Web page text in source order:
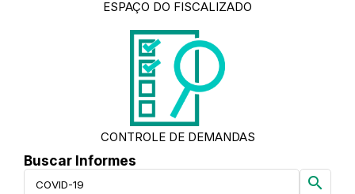
ESPAÇO DO FISCALIZADO
CONTROLE DE DEMANDAS
Buscar Informes
search